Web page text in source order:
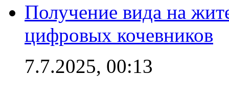
Получение вида на
цифровых кочевников
7.7.2025, 00:13